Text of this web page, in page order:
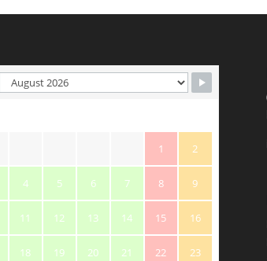
1 2
4 5 6 7 8 9
11 12 13 14 15 16
18 19 20 21 22 23